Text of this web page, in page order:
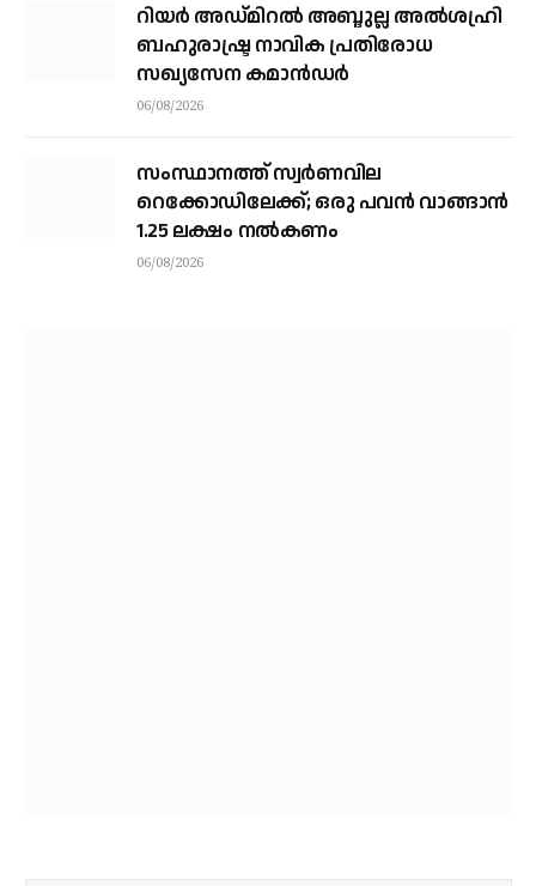
റിയര്‍ അഡ്മിറല്‍ അബ്ദുല്ല അല്‍ശഹ്രി
ബഹുരാഷ്ട്ര നാവിക പ്രതിരോധ
സഖ്യസേന കമാന്‍ഡര്‍
06/08/2026
സംസ്ഥാനത്ത് സ്വര്‍ണവില
റെക്കോഡിലേക്ക്; ഒരു പവന്‍ വാങ്ങാന്‍
1.25 ലക്ഷം നല്‍കണം
06/08/2026